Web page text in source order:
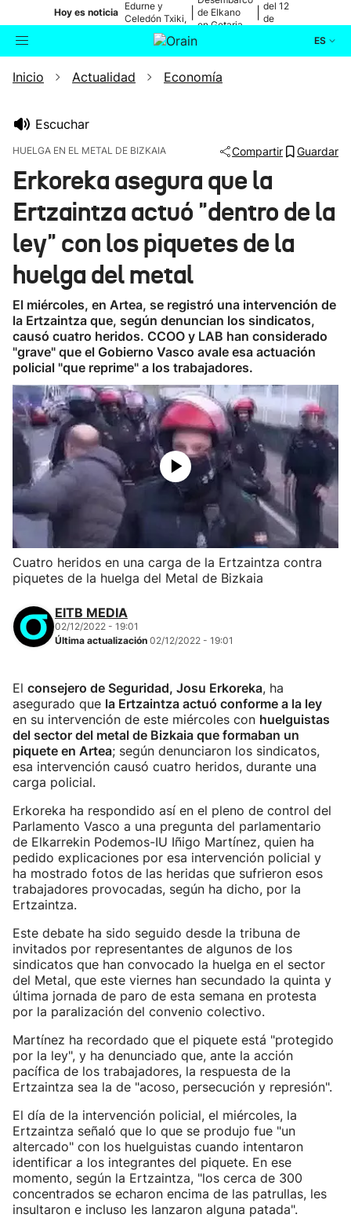
Hoy es noticia
Edurne y
Celedón Txiki,
en directo
de Elkano
en Getaria
del 12
de
ES
Buscador Actualidad
Ikusmiran
Eguraldia
Inicio Actualidad Economía
Escuchar
HUELGA EN EL METAL DE BIZKAIA Compartir Guardar
Erkoreka asegura que la
Ertzaintza actuó "dentro de la
ley" con los piquetes de la
huelga del metal
El miércoles, en Artea, se registró una intervención de
la Ertzaintza que, según denuncian los sindicatos,
causó cuatro heridos. CCOO y LAB han considerado
"grave" que el Gobierno Vasco avale esa actuación
policial "que reprime" a los trabajadores.
Cuatro heridos en una carga de la Ertzaintza contra
piquetes de la huelga del Metal de Bizkaia
EITB MEDIA
02/12/2022 - 19:01
Última actualización 02/12/2022 - 19:01
El consejero de Seguridad, Josu Erkoreka, ha
asegurado que la Ertzaintza actuó conforme a la ley
en su intervención de este miércoles con huelguistas
del sector del metal de Bizkaia que formaban un
piquete en Artea; según denunciaron los sindicatos,
esa intervención causó cuatro heridos, durante una
carga policial.
Erkoreka ha respondido así en el pleno de control del
Parlamento Vasco a una pregunta del parlamentario
de Elkarrekin Podemos-IU Iñigo Martínez, quien ha
pedido explicaciones por esa intervención policial y
ha mostrado fotos de las heridas que sufrieron esos
trabajadores provocadas, según ha dicho, por la
Ertzaintza.
Este debate ha sido seguido desde la tribuna de
invitados por representantes de algunos de los
sindicatos que han convocado la huelga en el sector
del Metal, que este viernes han secundado la quinta y
última jornada de paro de esta semana en protesta
por la paralización del convenio colectivo.
Martínez ha recordado que el piquete está "protegido
por la ley", y ha denunciado que, ante la acción
pacífica de los trabajadores, la respuesta de la
Ertzaintza sea la de "acoso, persecución y represión".
El día de la intervención policial, el miércoles, la
Ertzaintza señaló que lo que se produjo fue "un
altercado" con los huelguistas cuando intentaron
identificar a los integrantes del piquete. En ese
momento, según la Ertzaintza, "los cerca de 300
concentrados se echaron encima de las patrullas, les
insultaron e incluso les lanzaron alguna patada".